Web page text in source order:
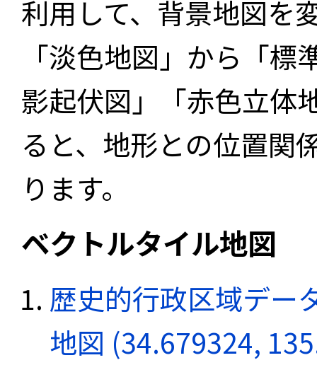
利用して、背景地図を
「淡色地図」から「
影起伏図」「赤色立体
ると、地形との位置関
ります。
ベクトルタイル地図
歴史的行政区域デー
地図 (34.679324,